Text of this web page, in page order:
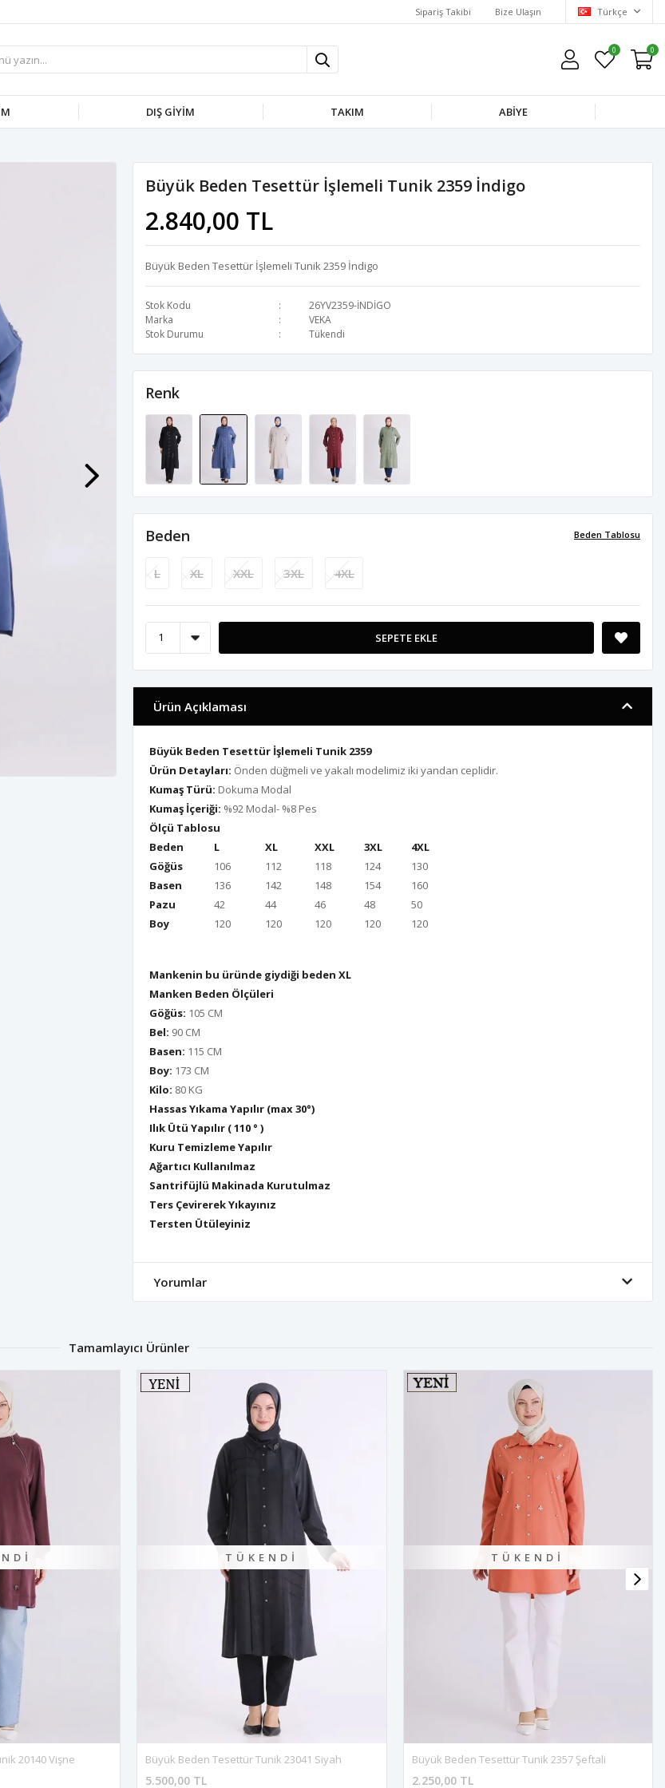
Sipariş Takibi Bize Ulaşın Türkçe
0 0
DIŞ GİYİM TAKIM ABİYE
Büyük Beden Tesettür İşlemeli Tunik 2359 İndigo
2.840,00 TL
Büyük Beden Tesettür İşlemeli Tunik 2359 İndigo
Stok Kodu
26YV2359-İNDİGO
Marka
VEKA
Stok Durumu
Tükendi
Renk
Beden Tablosu
Beden
L XL XXL 3XL 4XL
SEPETE EKLE
Ürün Açıklaması
Büyük Beden Tesettür İşlemeli Tunik 2359
Ürün Detayları: Önden düğmeli ve yakalı modelimiz iki yandan ceplidir.
Kumaş Türü: Dokuma Modal
Kumaş İçeriği: %92 Modal- %8 Pes
Ölçü Tablosu
Beden
L XL XXL 3XL
4XL
Göğüs
106 112 118 124
130
Basen
136 142 148 154
160
Pazu
42 44 46 48
50
Boy
120 120 120 120 120
Mankenin bu üründe giydiği beden XL
Manken Beden Ölçüleri
Göğüs: 105 CM
Bel: 90 CM
Basen: 115 CM
Boy: 173 CM
Kilo: 80 KG
Hassas Yıkama Yapılır (max 30°)
Ilık Ütü Yapılır ( 110 ° )
Kuru Temizleme Yapılır
Ağartıcı Kullanılmaz
Santrifüjlü Makinada Kurutulmaz
Ters Çevirerek Yıkayınız
Tersten Ütüleyiniz
Yorumlar
Tamamlayıcı Ürünler
20140 Vişne
TÜKENDI
Büyük Beden Tesettür Tunik 23041 Siyah
5.500,00 TL
TÜKENDI
Büyük Beden Tesettür Tunik 2357 Şeftali
2.250,00 TL